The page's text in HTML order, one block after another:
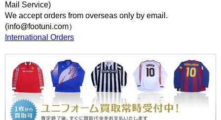
Mail Service)
We accept orders from overseas only by email.
(info@footuni.com）
International Orders